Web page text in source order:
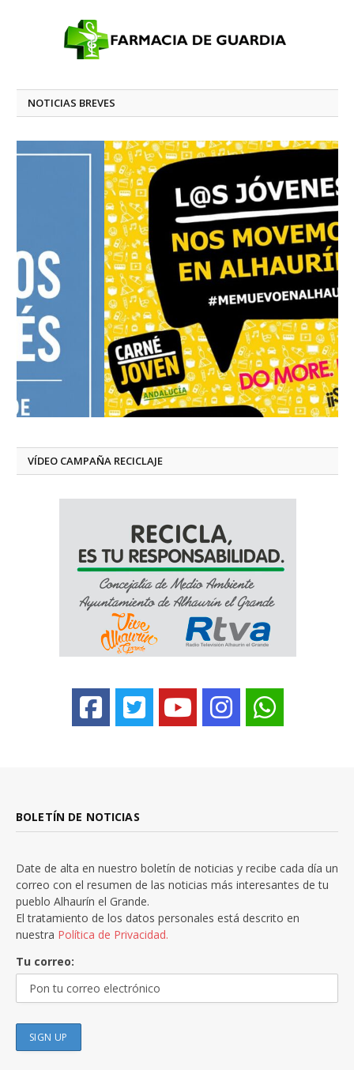
NOTICIAS BREVES
VÍDEO CAMPAÑA RECICLAJE
BOLETÍN DE NOTICIAS
Date de alta en nuestro boletín de noticias y recibe cada día un
correo con el resumen de las noticias más interesantes de tu
pueblo Alhaurín el Grande.
El tratamiento de los datos personales está descrito en
nuestra Política de Privacidad.
Tu correo: